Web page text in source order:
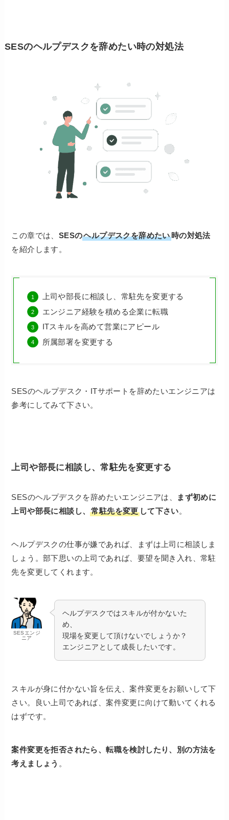
SESのヘルプデスクを辞めたい時の対処法
この章では、 SESのヘルプデスクを辞めたい時の対処法
を紹介します。
上司や部長に相談し、常駐先を変更する
エンジニア経験を積める企業に転職
ITスキルを高めて営業にアピール
所属部署を変更する
SESのヘルプデスク・ITサポートを辞めたいエンジニアは
参考にしてみて下さい。
上司や部長に相談し、常駐先を変更する
SESのヘルプデスクを辞めたいエンジニアは、
まず初めに
上司や部長に相談し、常駐先を変更して下さい。
ヘルプデスクの仕事が嫌であれば、まずは上司に相談しま
しょう。部下思いの上司であれば、要望を聞き入れ、常駐
先を変更してくれます。
SESエンジ
ニア
ヘルプデスクではスキルが付かないた
め、
現場を変更して頂けないでしょうか？
エンジニアとして成長したいです。
スキルが身に付かない旨を伝え、案件変更をお願いして下
さい。良い上司であれば、案件変更に向けて動いてくれる
はずです。
案件変更を拒否されたら、転職を検討したり、別の方法を
考えましょう 。